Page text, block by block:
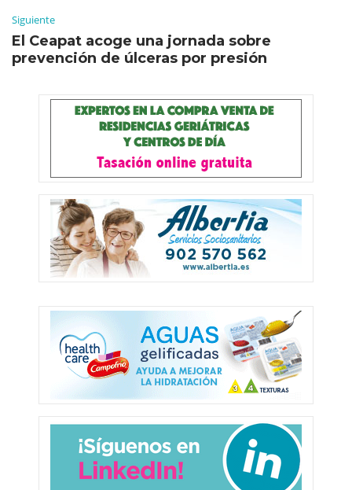
Siguiente
El Ceapat acoge una jornada sobre
prevención de úlceras por presión